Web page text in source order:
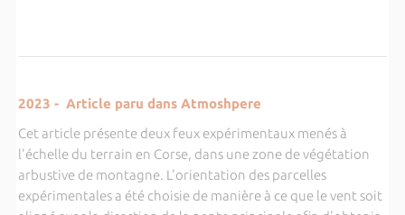
2023 - Article paru dans Atmoshpere
Cet article présente deux feux expérimentaux menés à
l'échelle du terrain en Corse, dans une zone de végétation
arbustive de montagne. L'orientation des parcelles
expérimentales a été choisie de manière à ce que le vent soit